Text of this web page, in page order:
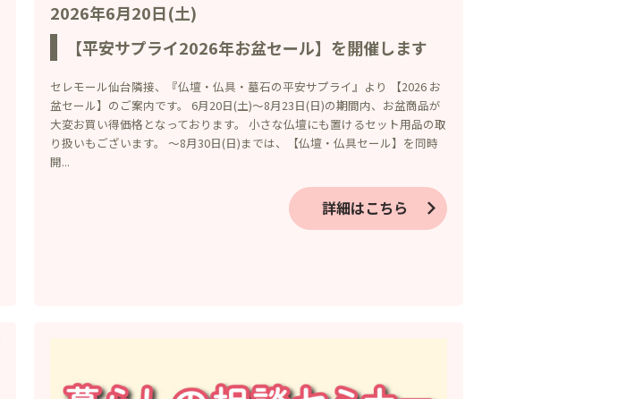
2026年6月20日(土)
【平安サプライ2026年お盆セール】を開催します
セレモール仙台隣接、『仏壇・仏具・墓石の平安サプライ』より 【2026 お
盆セール】のご案内です。 6月20日(土)～8月23日(日)の期間内、お盆商品が
大変お買い得価格となっております。 小さな仏壇にも置けるセット用品の取
り扱いもございます。 ～8月30日(日)までは、【仏壇・仏具セール】を同時
開...
詳細はこちら